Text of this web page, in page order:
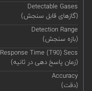
Detectable Gases
(گازهای قابل سنجش)
Detection Range
(بازه سنجش)
Response Time (T90) Secs
(زمان پاسخ دهی در ثانیه)
Accuracy
(دقت)